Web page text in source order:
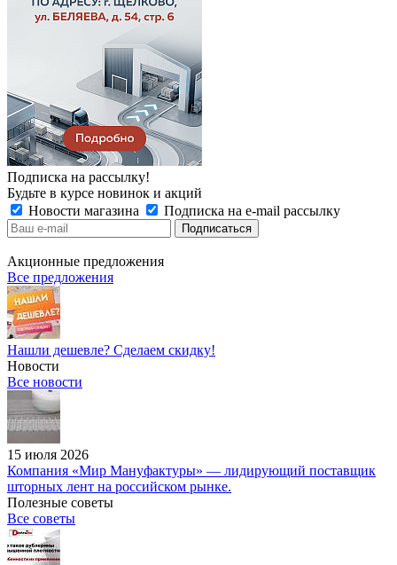
Подписка на рассылку!
Будьте в курсе новинок и акций
Новости магазина
Подписка на e-mail рассылку
Акционные предложения
Все предложения
Нашли дешевле? Сделаем скидку!
Новости
Все новости
15 июля 2026
Компания «Мир Мануфактуры» — лидирующий поставщик
шторных лент на российском рынке.
Полезные советы
Все советы